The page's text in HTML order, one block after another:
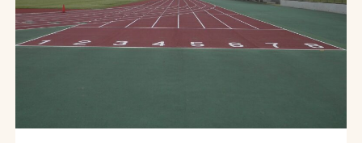
施工・管理実績一覧
検索